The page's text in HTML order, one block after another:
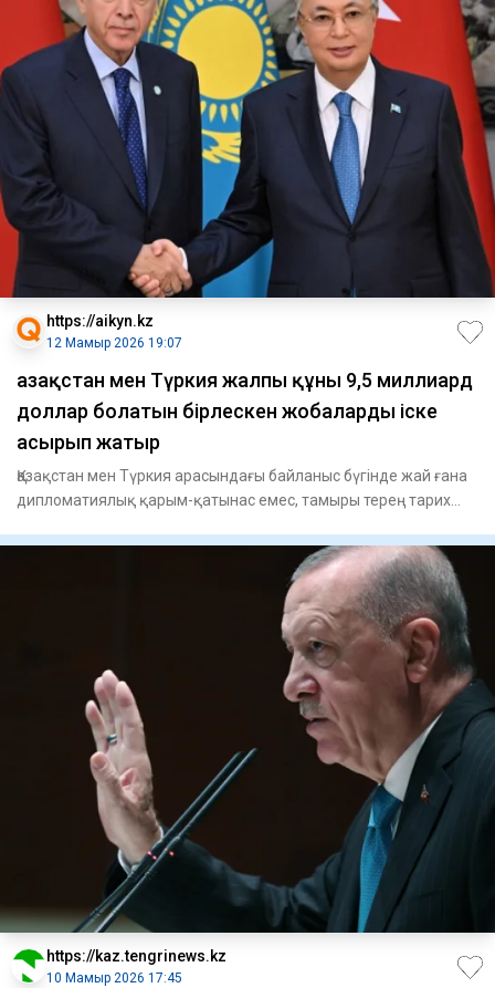
https://aikyn.kz
12 Мамыр 2026 19:07
Қазақстан мен Түркия жалпы құны 9,5 миллиард
доллар болатын бірлескен жобаларды іске
асырып жатыр
Қазақстан мен Түркия арасындағы байланыс бүгінде жай ғана
дипломатиялық қарым-қатынас емес, тамыры терең тарих
https://kaz.tengrinews.kz
10 Мамыр 2026 17:45